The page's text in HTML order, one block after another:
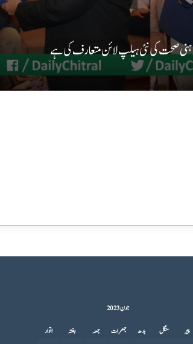
صحت کی نئی ہیلپ لائن متعارف کی ہے
جون 2023
پیر
منگل بدھ جمعرات جمعہ ہفتہ
اتوار